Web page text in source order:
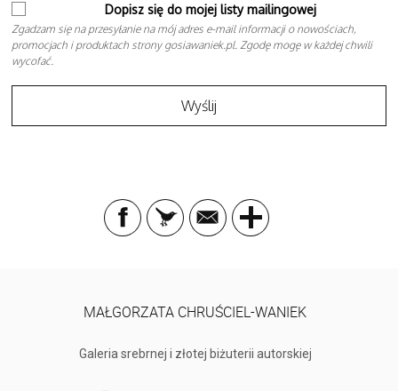
Dopisz się do mojej listy mailingowej
Zgadzam się na przesyłanie na mój adres e-mail informacji o nowościach,
promocjach i produktach strony gosiawaniek.pl. Zgodę mogę w każdej chwili
wycofać.
MAŁGORZATA CHRUŚCIEL-WANIEK
Galeria srebrnej i złotej biżuterii autorskiej